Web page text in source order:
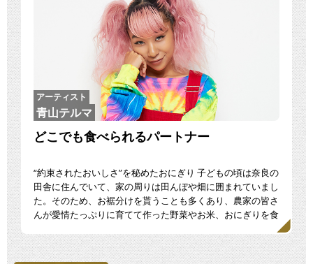
アーティスト
青山テルマ
どこでも食べられるパートナー
“約束されたおいしさ”を秘めたおにぎり 子どもの頃は奈良の
田舎に住んでいて、家の周りは田んぼや畑に囲まれていまし
た。そのため、お裾分けを貰うことも多くあり、農家の皆さ
んが愛情たっぷりに育てて作った野菜やお米、おにぎりを食